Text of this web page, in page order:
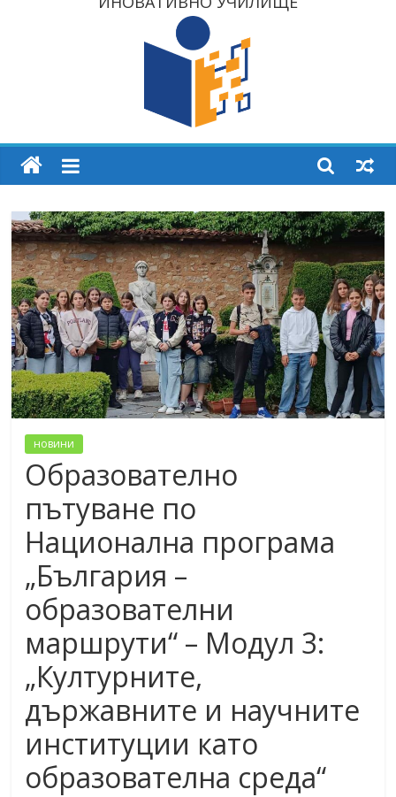
новини
Образователно
пътуване по
Национална програма
„България –
образователни
маршрути“ – Модул 3:
„Културните,
държавните и научните
институции като
образователна среда“